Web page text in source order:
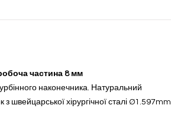
частина 8 мм
наконечника. Натуральний
швейцарської хірургічної сталі Ø1.597mm